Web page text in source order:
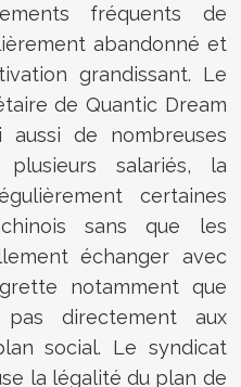
fréquents de
abandonné et
grandissant. Le
de Quantic Dream
aussi de nombreuses
plusieurs salariés, la
certaines
sans que les
échanger avec
notamment que
directement aux
social. Le syndicat
la légalité du plan de